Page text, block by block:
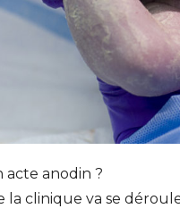
acte anodin ?
la clinique va se